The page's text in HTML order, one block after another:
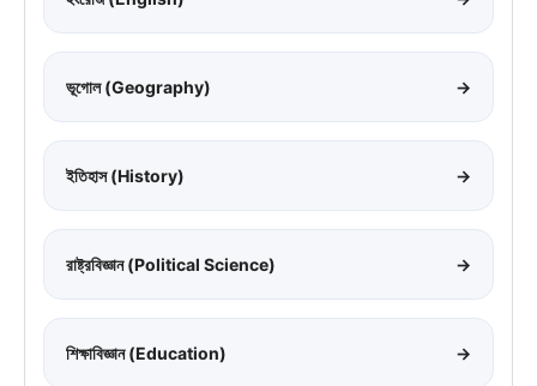
ভূগোল (Geography) →
ইতিহাস (History) →
রাষ্ট্রবিজ্ঞান (Political Science) →
শিক্ষাবিজ্ঞান (Education) →